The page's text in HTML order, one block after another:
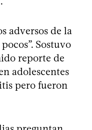
adversos de la
Sostuvo
reporte de
adolescentes
pero fueron